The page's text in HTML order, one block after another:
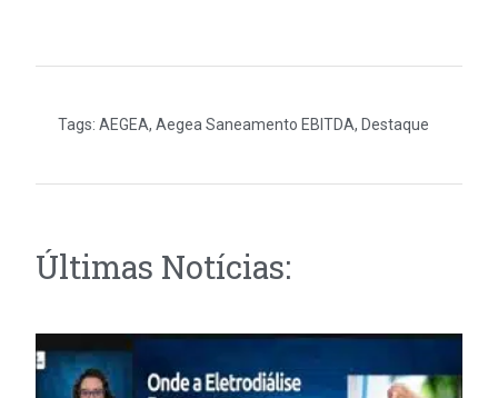
Tags:AEGEA,Aegea Saneamento EBITDA, Destaque
Últimas Notícias: